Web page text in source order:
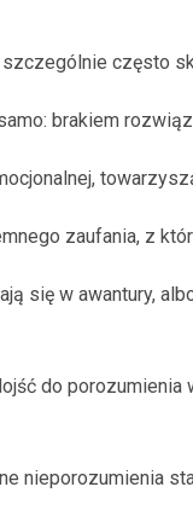
często
brakiem
zaufania, z
się w awantury,
do
nieporozumienia